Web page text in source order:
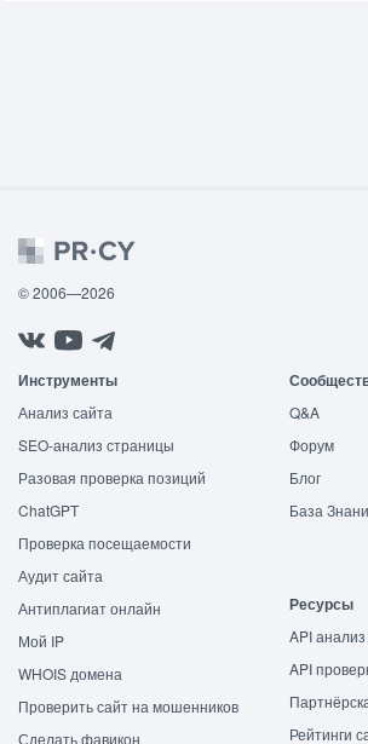
© 2006—2026
Инструменты
Анализ сайта
SEO-анализ страницы
Разовая проверка позиций
ChatGPT
Проверка посещаемости
Аудит сайта
Антиплагиат онлайн
Мой IP
WHOIS домена
Проверить сайт на мошенников
Сделать фавикон
Q&A
Форум
Блог
База
Ресурсы
API
API
Рейтинги